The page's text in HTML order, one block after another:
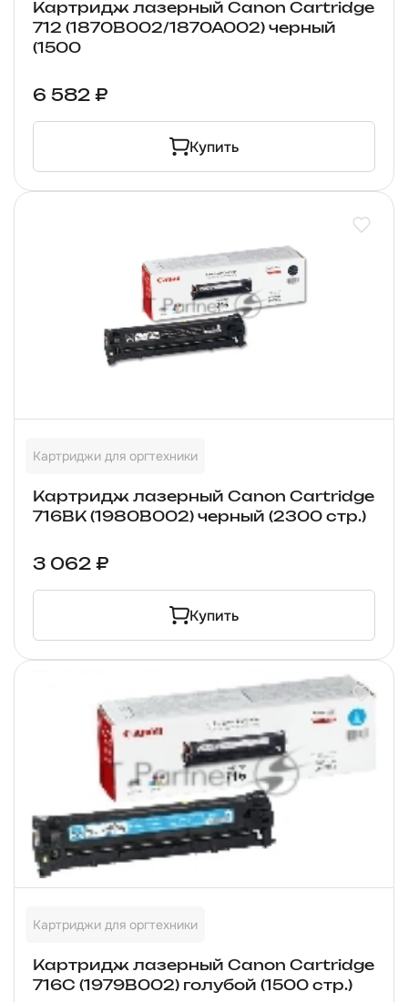
Картридж лазерный Canon Cartridge
712 (1870B002/1870A002) черный
(1500
6 582 ₽
Купить
Картриджи для оргтехники
Картридж лазерный Canon Cartridge
716BK (1980B002) черный (2300 стр.)
3 062 ₽
Купить
Картриджи для оргтехники
Картридж лазерный Canon Cartridge
716C (1979B002) голубой (1500 стр.)